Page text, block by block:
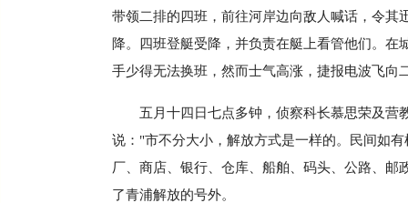
带领二排的四班，前往河岸边向敌人喊话，令
降。四班登艇受降，并负责在艇上看管他们。
手少得无法换班，然而士气高涨，捷报电波飞向
五月十四日七点多钟，侦察科长慕思荣及
说："市不分大小，解放方式是一样的。民间如
厂、商店、银行、仓库、船舶、码头、公路、
了青浦解放的号外。